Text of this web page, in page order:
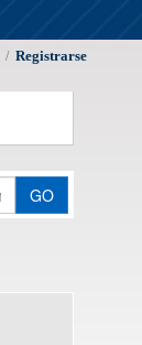
/ Registrarse
GO